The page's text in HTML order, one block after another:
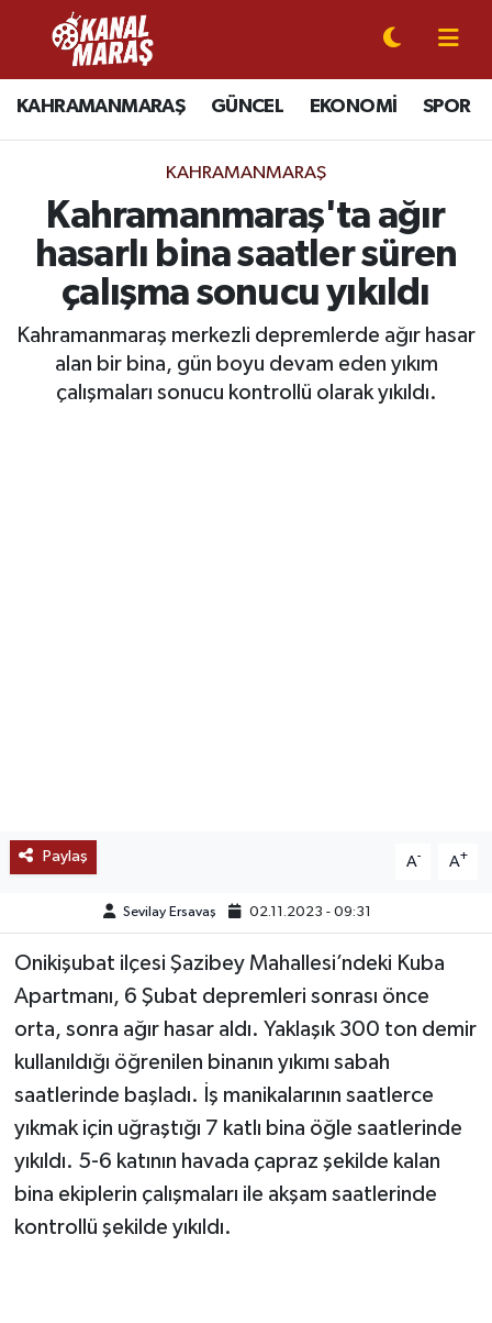
KAHRAMANMARAŞ GÜNCEL EKONOMİ SPOR
KAHRAMANMARAŞ
Kahramanmaraş'ta ağır
hasarlı bina saatler süren
çalışma sonucu yıkıldı
Kahramanmaraş merkezli depremlerde ağır hasar
alan bir bina, gün boyu devam eden yıkım
çalışmaları sonucu kontrollü olarak yıkıldı.
Paylaş A- A+
Sevilay Ersavaş 02.11.2023 - 09:31
Onikişubat ilçesi Şazibey Mahallesi’ndeki Kuba
Apartmanı, 6 Şubat depremleri sonrası önce
orta, sonra ağır hasar aldı. Yaklaşık 300 ton demir
kullanıldığı öğrenilen binanın yıkımı sabah
saatlerinde başladı. İş manikalarının saatlerce
yıkmak için uğraştığı 7 katlı bina öğle saatlerinde
yıkıldı. 5-6 katının havada çapraz şekilde kalan
bina ekiplerin çalışmaları ile akşam saatlerinde
kontrollü şekilde yıkıldı.
CANLI YAYIN
KAHRAMANMARAŞ
SPOR
SİYASET
EKONOMİ
TREND
MEDYA
TEKNOLOJİ
YAŞAM
KÜLTÜR SANAT
Kahramanmaraş Nöbetçi Eczaneler
Kahramanmaraş Hava Durumu
Kahramanmaraş Trafik Yoğunluk Haritası
Süper Lig Puan Durumu ve Fikstür
Tüm Manşetler